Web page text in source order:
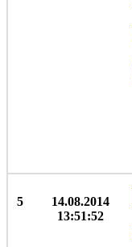
5
14.08.2014
13:51:52